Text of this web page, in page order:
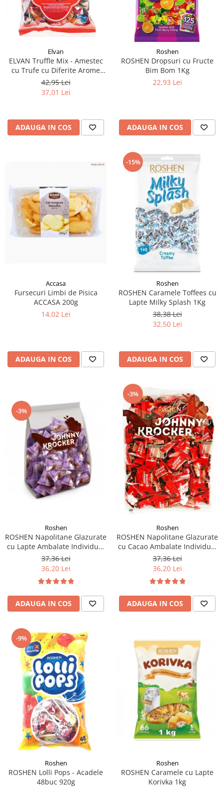
Elvan
ELVAN Truffle Mix - Amestec
cu Trufe cu Diferite Arome
1Kg
42,95 Lei
37,01 Lei
ADAUGA IN COS
Roshen
ROSHEN Dropsuri cu Fructe
Bim Bom 1Kg
22,93 Lei
ADAUGA IN COS
Accasa
Fursecuri Limbi de Pisica
ACCASA 200g
14,02 Lei
ADAUGA IN COS
-15%
Roshen
ROSHEN Caramele Toffees cu
Lapte Milky Splash 1Kg
38,38 Lei
32,50 Lei
ADAUGA IN COS
-3%
Roshen
ROSHEN Napolitane Glazurate
cu Lapte Ambalate Individual
1kg
37,36 Lei
36,20 Lei
ADAUGA IN COS
-3%
Roshen
ROSHEN Napolitane Glazurate
cu Cacao Ambalate Individual
1kg
37,36 Lei
36,20 Lei
ADAUGA IN COS
-9%
Roshen
ROSHEN Lolli Pops - Acadele
48buc 920g
Roshen
ROSHEN Caramele cu Lapte
Korivka 1kg